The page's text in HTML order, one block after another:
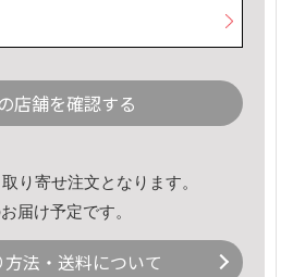
店舗を確認する
り寄せ注文となります。
届け予定です。
法・送料について